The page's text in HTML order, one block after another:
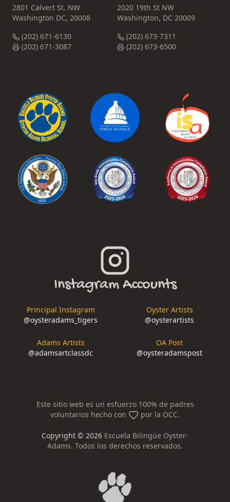
2801 Calvert St. NW
Washington DC, 20008
(202) 671-6130
(202) 671-3087
2020 19th St NW
Washington, DC 20009
(202) 673-7311
(202) 673-6500
Instagram Accounts
Principal Instagram
@oysteradams_tigers
Oyster Artists
@oysterartists
Adams Artists
@adamsartclassdc
OA Post
@oysteradamspost
Este sitio web es un esfuerzo 100% de padres
voluntarios hecho con
por la OCC.
Copyright © 2026 Escuela Bilingüe Oyster-
Adams. Todos los derechos reservados.